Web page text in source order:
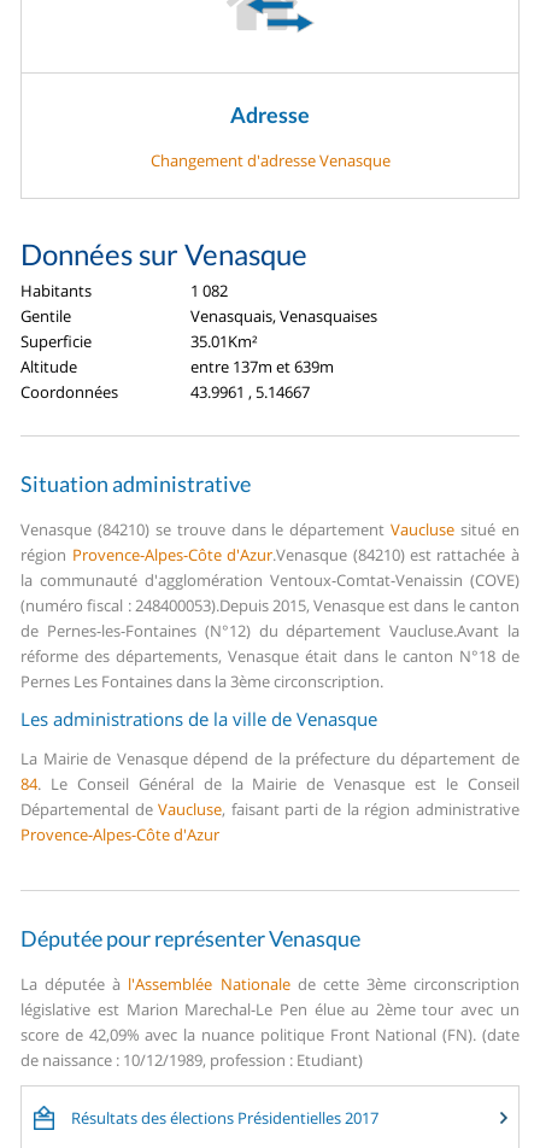
Adresse
Changement d'adresse Venasque
Données sur Venasque
Habitants
1 082
Gentile
Venasquais, Venasquaises
Superficie
35.01Km²
Altitude
entre 137m et 639m
Coordonnées
43.9961 , 5.14667
Situation administrative
Venasque (84210) se trouve dans le départementVaucluse situé en
région Provence-Alpes-Côte d'Azur.Venasque (84210) est rattachée à
la communauté d'agglomération Ventoux-Comtat-Venaissin (COVE)
(numéro fiscal : 248400053).Depuis 2015, Venasque est dans le canton
de Pernes-les-Fontaines (N°12) du département Vaucluse.Avant la
réforme des départements, Venasque était dans le canton N°18 de
Pernes Les Fontaines dans la 3ème circonscription.
Les administrations de la ville de Venasque
La Mairie de Venasque dépend de la préfecture du département de
84. Le Conseil Général de la Mairie de Venasque est le Conseil
Départemental deVaucluse, faisant parti de la région administrative
Provence-Alpes-Côte d'Azur
Députée pour représenter Venasque
La députée à l'Assemblée Nationalede cette 3ème circonscription
législative est Marion Marechal-Le Pen élue au 2ème tour avec un
score de 42,09% avec la nuance politique Front National (FN). (date
de naissance : 10/12/1989, profession : Etudiant)
Résultats des élections Présidentielles 2017